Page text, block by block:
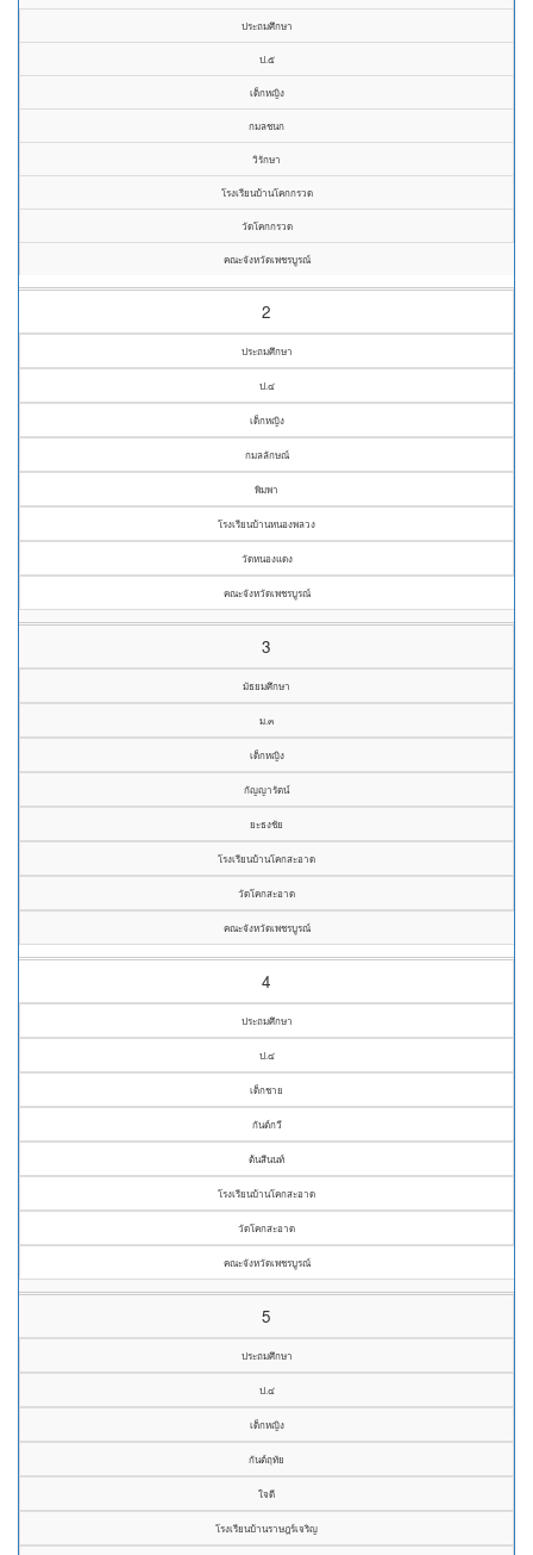
ประถมศึกษา
ป.๕
เด็กหญิง
กมลชนก
วิรักษา
โรงเรียนบ้านโคกกรวด
วัดโคกกรวด
คณะจังหวัดเพชรบูรณ์
2
ประถมศึกษา
ป.๔
เด็กหญิง
กมลลักษณ์
พิมพา
โรงเรียนบ้านหนองพลวง
วัดหนองแดง
คณะจังหวัดเพชรบูรณ์
3
มัธยมศึกษา
ม.๓
เด็กหญิง
กัญญารัตน์
ยะธงชัย
โรงเรียนบ้านโคกสะอาด
วัดโคกสะอาด
คณะจังหวัดเพชรบูรณ์
4
ประถมศึกษา
ป.๔
เด็กชาย
กันต์กวี
ต้นสีนนท์
โรงเรียนบ้านโคกสะอาด
วัดโคกสะอาด
คณะจังหวัดเพชรบูรณ์
5
ประถมศึกษา
ป.๔
เด็กหญิง
กันต์ฤทัย
ใจดี
โรงเรียนบ้านราษฎร์เจริญ